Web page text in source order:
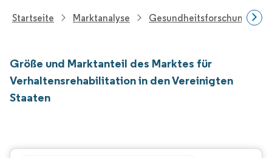
Startseite Marktanalyse Gesundheitsforschung
Größe und Marktanteil des Marktes für
Verhaltensrehabilitation in den Vereinigten
Staaten